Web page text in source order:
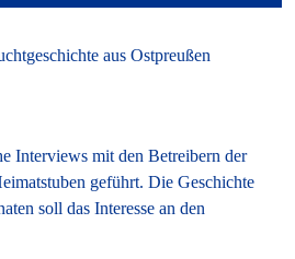
aus Ostpreußen
Interviews mit den Betreibern der
geführt. Die Geschichte
soll das Interesse an den